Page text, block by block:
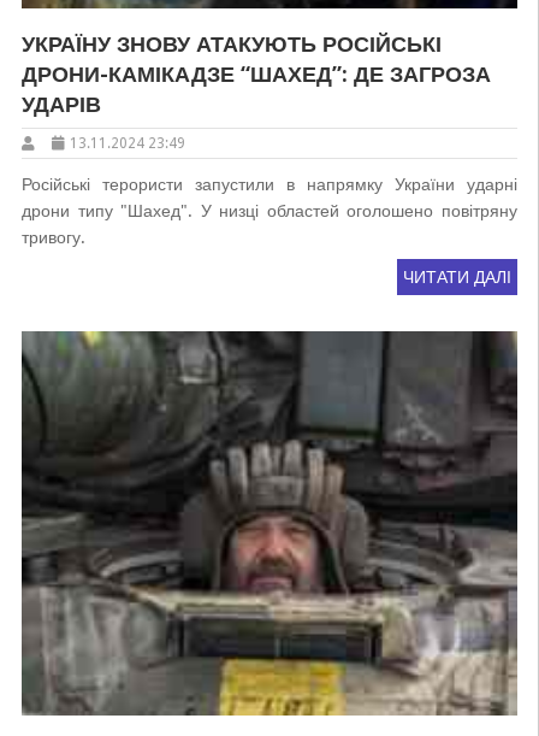
УКРАЇНУ ЗНОВУ АТАКУЮТЬ РОСІЙСЬКІ
ДРОНИ-КАМІКАДЗЕ “ШАХЕД”: ДЕ ЗАГРОЗА
УДАРІВ
13.11.2024 23:49
Російські терористи запустили в напрямку України ударні
дрони типу "Шахед". У низці областей оголошено повітряну
тривогу.
ЧИТАТИ ДАЛІ